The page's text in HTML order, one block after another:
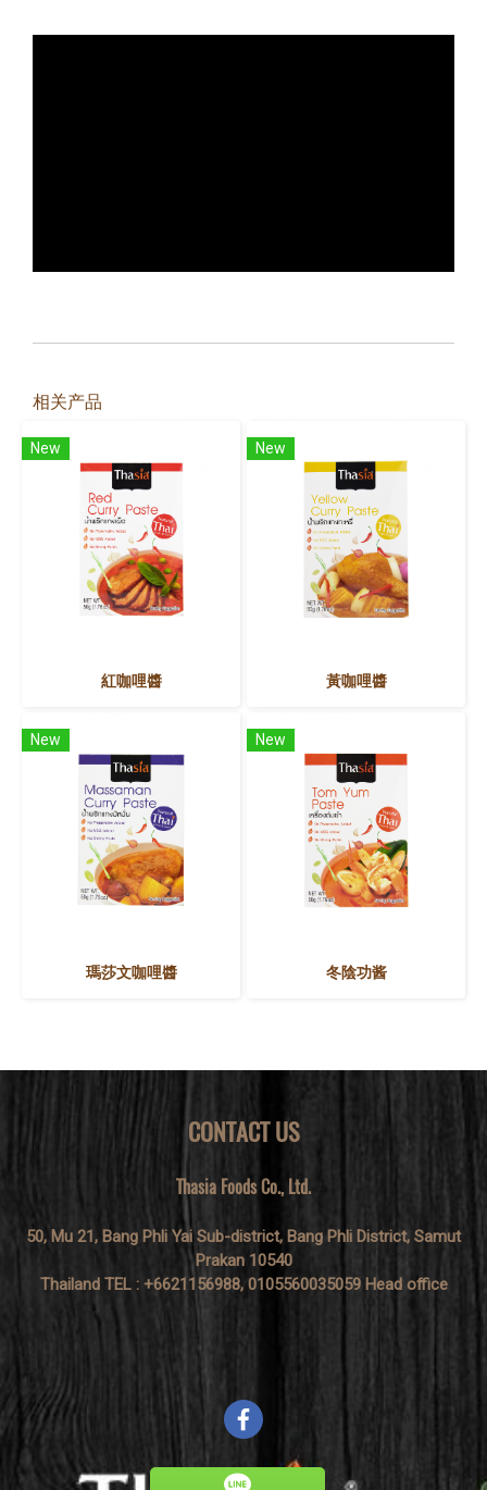
相关产品
New
紅咖哩醬
New
黃咖哩醬
New
瑪莎文咖哩醬
New
冬陰功酱
CONTACT US
Thasia Foods Co., Ltd.
50, Mu 21, Bang Phli Yai Sub-district, Bang Phli District, Samut
Prakan 10540
Thailand TEL : +6621156988, 0105560035059 Head office